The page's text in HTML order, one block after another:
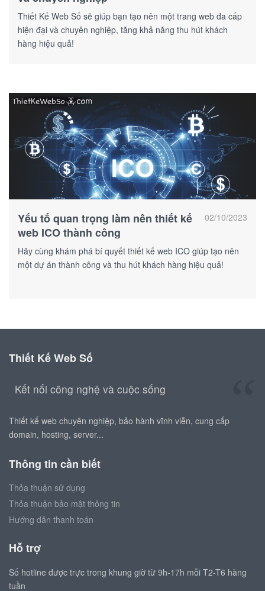
Thiết Kế Web Số sẽ giúp bạn tạo nên một trang web đa cấp
hiện đại và chuyên nghiệp, tăng khả năng thu hút khách
hàng hiệu quả!
02/10/2023
Yếu tố quan trọng làm nên thiết kế
web ICO thành công
Hãy cùng khám phá bí quyết thiết kế web ICO giúp tạo nên
một dự án thành công và thu hút khách hàng hiệu quả!
Thiết Kế Web Số
Kết nối công nghệ và cuộc sống
Thiết kế web chuyên nghiệp, bảo hành vĩnh viễn, cung cấp
domain, hosting, server...
Thông tin cần biết
Thỏa thuận sử dụng
Thỏa thuận bảo mật thông tin
Hướng dẫn thanh toán
Hỗ trợ
Số hotline được trực trong khung giờ từ 9h-17h mỗi T2-T6 hàng
tuần